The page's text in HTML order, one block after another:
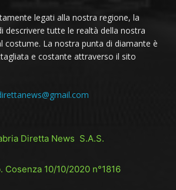
legati alla nostra regione, la
descrivere tutte le realtà della nostra
costume. La nostra punta di diamante è
e costante attraverso il sito
Diretta News S.A.S.
Cosenza 10/10/2020 n°1816